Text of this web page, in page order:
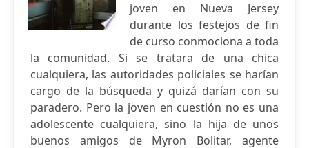
joven en Nueva Jersey
durante los festejos de fin
de curso conmociona a toda
la comunidad. Si se tratara de una chica
cualquiera, las autoridades policiales se harían
cargo de la búsqueda y quizá darían con su
paradero. Pero la joven en cuestión no es una
adolescente cualquiera, sino la hija de unos
buenos amigos de Myron Bolitar, agente